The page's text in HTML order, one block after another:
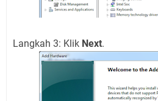
Langkah 3: Klik Next.